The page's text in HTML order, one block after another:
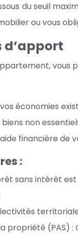
du seuil
ou vous
d’apport
vous
économies
non
financière de
:
sans intérêt
propriété